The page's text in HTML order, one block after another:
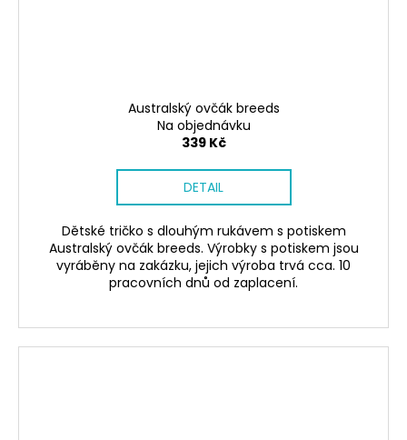
Australský ovčák breeds
Na objednávku
339 Kč
DETAIL
Dětské tričko s dlouhým rukávem s potiskem
Australský ovčák breeds. Výrobky s potiskem jsou
vyráběny na zakázku, jejich výroba trvá cca. 10
pracovních dnů od zaplacení.